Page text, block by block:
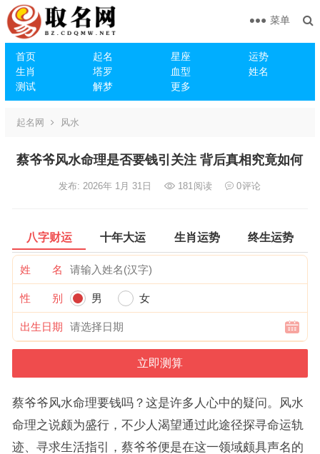
首页 起名 星座
运势
生肖
塔罗 血型
姓名
测试
解梦 更多
菜单
起名网 风水
蔡爷爷风水命理是否要钱引关注 背后真相究竟如何
发布: 2026年 1月 31日 181阅读 0评论
八字财运 十年大运 生肖运势 终生运势
姓 名
性 别 男 女
出生日期
蔡爷爷风水命理要钱吗？这是许多人心中的疑问。风水
命理之说颇为盛行，不少人渴望通过此途径探寻命运轨
迹、寻求生活指引，蔡爷爷便是在这一领域颇具声名的